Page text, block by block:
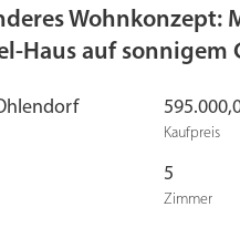
Wohnkonzept:
Haus auf sonnigem
Kaufpreis
5
Zimmer